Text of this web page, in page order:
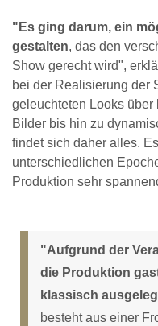
"Es ging darum, ein
gestalten, das den
Show gerecht wird",
bei der Realisierung der
geleuchteten Looks über
Bilder bis hin zu
findet sich daher alles.
unterschiedlichen
Produktion sehr
"Aufgrund der
die Produktion
klassisch
besteht aus einer